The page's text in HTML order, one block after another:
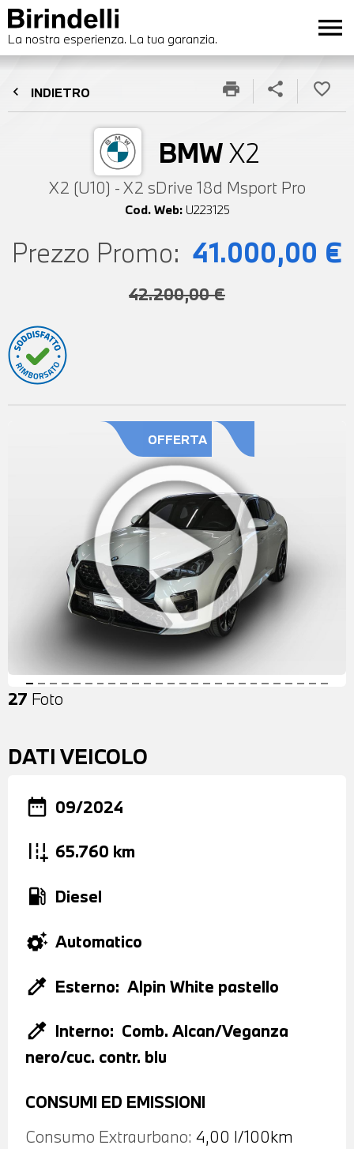
La nostra esperienza. La tua garanzia. menu
chevron_left INDIETRO
BMWX2
X2 (U10) - X2 sDrive 18d Msport Pro
Cod. Web: U223125
print share favorite_border
Prezzo Promo: 41.000,00 €
42.200,00 €
OFFERTA
27 Foto
DATI VEICOLO
date_range 09/2024
add_road 65.760 km
local_gas_station Diesel
settings_suggest Automatico
colorize Esterno: Alpin White pastello
colorize Interno: Comb. Alcan/Veganza
nero/cuc. contr. blu
CONSUMI ED EMISSIONI
Consumo Extraurbano: 4,00 l/100km